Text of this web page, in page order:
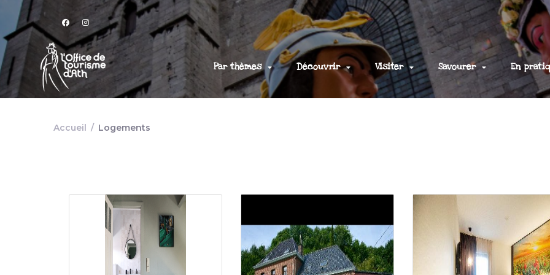
Par thèmes Découvrir Visiter Savourer En
Accueil / Logements